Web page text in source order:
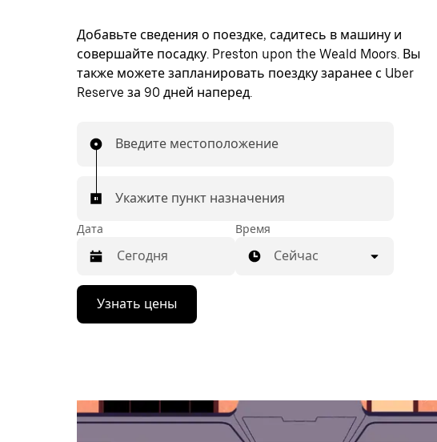
Добавьте сведения о поездке, садитесь в машину и
совершайте посадку. Preston upon the Weald Moors. Вы
также можете запланировать поездку заранее с Uber
Reserve за 90 дней наперед.
Введите местоположение
Укажите пункт назначения
Дата
Нажмите
стрелку
вниз,
выбрать
дату.
Время
Сейчас
Узнать цены